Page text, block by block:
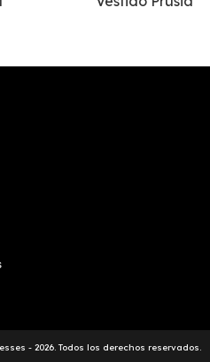
- 2026. Todos los derechos reservados.